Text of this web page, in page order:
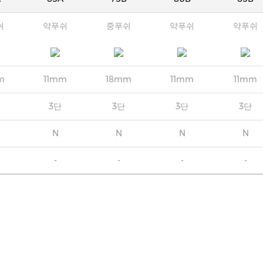
약푸쉬 중푸쉬 약푸쉬 약푸쉬
11mm 18mm 11mm 11mm
3단 3단 3단 3단
N N N N
- - - -